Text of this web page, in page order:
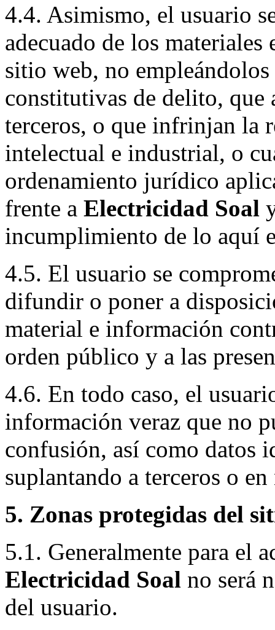
4.4. Asimismo, el usuario
adecuado de los
sitio web, no
constitutivas de delito, que
terceros, o que infrinjan la
intelectual e industrial, o
ordenamiento jurídico
frente a Electricidad Soal
incumplimiento de lo aquí
4.5. El usuario se
difundir o poner a
material e información
orden público y a las
4.6. En todo caso, el
información veraz que no
confusión, así como datos
suplantando a terceros o
5. Zonas protegidas del
5.1. Generalmente para el
Electricidad Soal no será
del usuario.